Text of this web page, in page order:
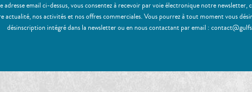
adresse email ci-dessus, vous consentez à recevoir par voie électronique notre
actualité, nos activités et nos offres commerciales. Vous pourrez à tout moment vous
désinscription intégré dans la newsletter ou en nous contactant par email :